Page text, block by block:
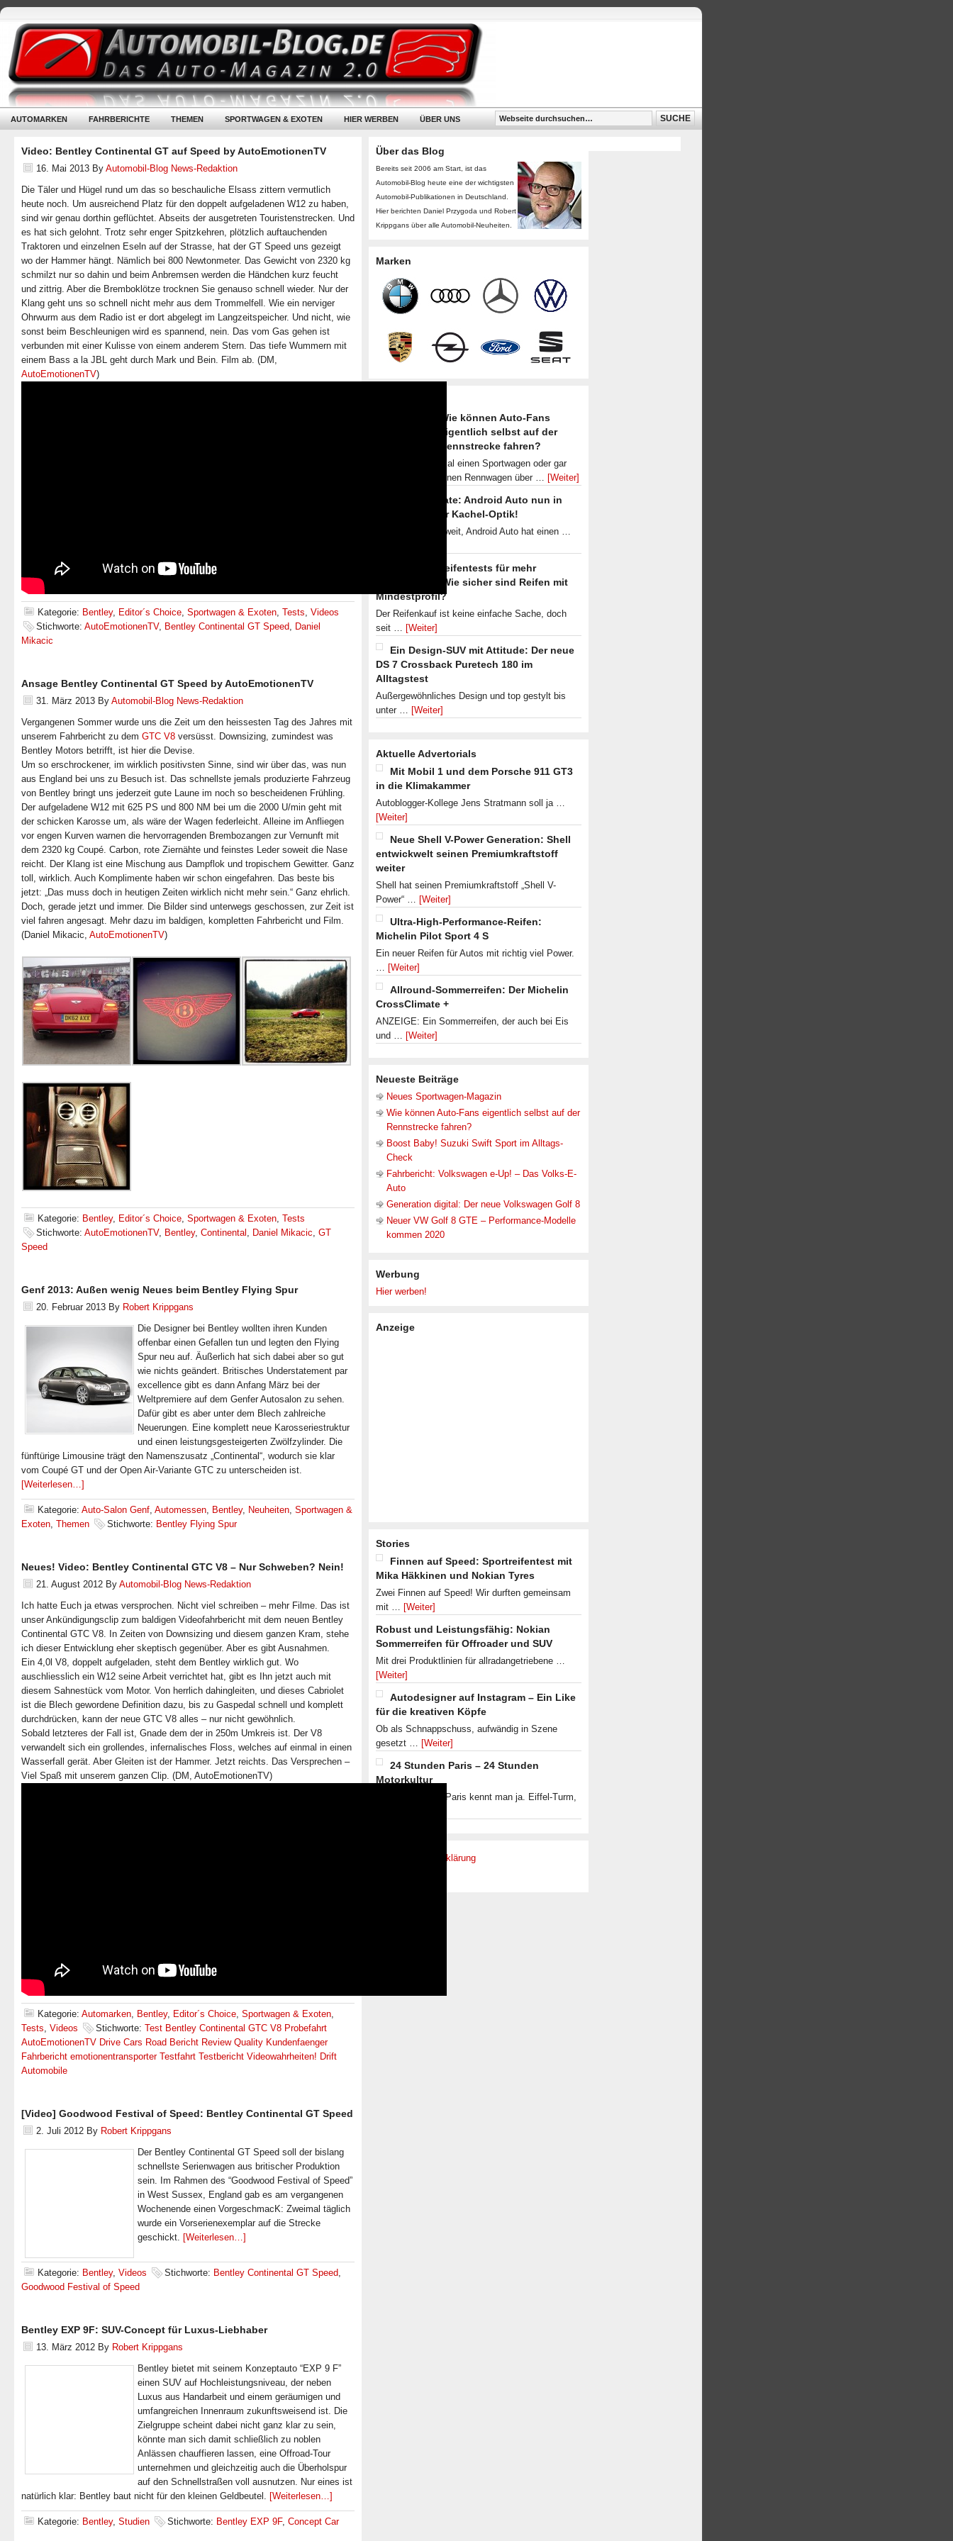
AUTOMARKEN FAHRBERICHTE THEMEN SPORTWAGEN & EXOTEN HIER WERBEN ÜBER UNS
Video: Bentley Continental GT auf Speed by AutoEmotionenTV
16. Mai 2013 By Automobil-Blog News-Redaktion
Die Täler und Hügel rund um das so beschauliche Elsass zittern vermutlich
heute noch. Um ausreichend Platz für den doppelt aufgeladenen W12 zu haben,
sind wir genau dorthin geflüchtet. Abseits der ausgetreten Touristenstrecken. Und
es hat sich gelohnt. Trotz sehr enger Spitzkehren, plötzlich auftauchenden
Traktoren und einzelnen Eseln auf der Strasse, hat der GT Speed uns gezeigt
wo der Hammer hängt. Nämlich bei 800 Newtonmeter. Das Gewicht von 2320 kg
schmilzt nur so dahin und beim Anbremsen werden die Händchen kurz feucht
und zittrig. Aber die Bremboklötze trocknen Sie genauso schnell wieder. Nur der
Klang geht uns so schnell nicht mehr aus dem Trommelfell. Wie ein nerviger
Ohrwurm aus dem Radio ist er dort abgelegt im Langzeitspeicher. Und nicht, wie
sonst beim Beschleunigen wird es spannend, nein. Das vom Gas gehen ist
verbunden mit einer Kulisse von einem anderem Stern. Das tiefe Wummern mit
einem Bass a la JBL geht durch Mark und Bein. Film ab. (DM,
AutoEmotionenTV)
Kategorie: Bentley, Editor´s Choice, Sportwagen & Exoten, Tests, Videos
Stichworte: AutoEmotionenTV, Bentley Continental GT Speed, Daniel
Mikacic
Ansage Bentley Continental GT Speed by AutoEmotionenTV
31. März 2013 By Automobil-Blog News-Redaktion
Vergangenen Sommer wurde uns die Zeit um den heissesten Tag des Jahres mit
unserem Fahrbericht zu dem GTC V8 versüsst. Downsizing, zumindest was
Bentley Motors betrifft, ist hier die Devise.
Um so erschrockener, im wirklich positivsten Sinne, sind wir über das, was nun
aus England bei uns zu Besuch ist. Das schnellste jemals produzierte Fahrzeug
von Bentley bringt uns jederzeit gute Laune im noch so bescheidenen Frühling.
Der aufgeladene W12 mit 625 PS und 800 NM bei um die 2000 U/min geht mit
der schicken Karosse um, als wäre der Wagen federleicht. Alleine im Anfliegen
vor engen Kurven warnen die hervorragenden Brembozangen zur Vernunft mit
dem 2320 kg Coupé. Carbon, rote Ziernähte und feinstes Leder soweit die Nase
reicht. Der Klang ist eine Mischung aus Dampflok und tropischem Gewitter. Ganz
toll, wirklich. Auch Komplimente haben wir schon eingefahren. Das beste bis
jetzt: „Das muss doch in heutigen Zeiten wirklich nicht mehr sein.“ Ganz ehrlich.
Doch, gerade jetzt und immer. Die Bilder sind unterwegs geschossen, zur Zeit ist
viel fahren angesagt. Mehr dazu im baldigen, kompletten Fahrbericht und Film.
(Daniel Mikacic, AutoEmotionenTV)
Kategorie: Bentley, Editor´s Choice, Sportwagen & Exoten, Tests
Stichworte: AutoEmotionenTV, Bentley, Continental , Daniel Mikacic, GT
Speed
Genf 2013: Außen wenig Neues beim Bentley Flying Spur
20. Februar 2013 By Robert Krippgans
Die Designer bei Bentley wollten ihren Kunden
offenbar einen Gefallen tun und legten den Flying
Spur neu auf. Äußerlich hat sich dabei aber so gut
wie nichts geändert. Britisches Understatement par
excellence gibt es dann Anfang März bei der
Weltpremiere auf dem Genfer Autosalon zu sehen.
Dafür gibt es aber unter dem Blech zahlreiche
Neuerungen. Eine komplett neue Karosseriestruktur
und einen leistungsgesteigerten Zwölfzylinder. Die
fünftürige Limousine trägt den Namenszusatz „Continental“, wodurch sie klar
vom Coupé GT und der Open Air-Variante GTC zu unterscheiden ist.
[Weiterlesen…]
Kategorie: Auto-Salon Genf, Automessen, Bentley, Neuheiten, Sportwagen &
Exoten, Themen Stichworte: Bentley Flying Spur
Neues! Video: Bentley Continental GTC V8 – Nur Schweben? Nein!
21. August 2012 By Automobil-Blog News-Redaktion
Ich hatte Euch ja etwas versprochen. Nicht viel schreiben – mehr Filme. Das ist
unser Ankündigungsclip zum baldigen Videofahrbericht mit dem neuen Bentley
Continental GTC V8. In Zeiten von Downsizing und diesem ganzen Kram, stehe
ich dieser Entwicklung eher skeptisch gegenüber. Aber es gibt Ausnahmen.
Ein 4,0l V8, doppelt aufgeladen, steht dem Bentley wirklich gut. Wo
auschliesslich ein W12 seine Arbeit verrichtet hat, gibt es Ihn jetzt auch mit
diesem Sahnestück vom Motor. Von herrlich dahingleiten, und dieses Cabriolet
ist die Blech gewordene Definition dazu, bis zu Gaspedal schnell und komplett
durchdrücken, kann der neue GTC V8 alles – nur nicht gewöhnlich.
Sobald letzteres der Fall ist, Gnade dem der in 250m Umkreis ist. Der V8
verwandelt sich ein grollendes, infernalisches Floss, welches auf einmal in einen
Wasserfall gerät. Aber Gleiten ist der Hammer. Jetzt reichts. Das Versprechen –
Viel Spaß mit unserem ganzen Clip. (DM, AutoEmotionenTV)
Kategorie: Automarken, Bentley, Editor´s Choice, Sportwagen & Exoten,
Tests, Videos Stichworte: Test Bentley Continental GTC V8 Probefahrt
AutoEmotionenTV Drive Cars Road Bericht Review Quality Kundenfaenger
Fahrbericht emotionentransporter Testfahrt Testbericht Videowahrheiten! Drift
Automobile
[Video] Goodwood Festival of Speed: Bentley Continental GT Speed
2. Juli 2012 By Robert Krippgans
Der Bentley Continental GT Speed soll der bislang
schnellste Serienwagen aus britischer Produktion
sein. Im Rahmen des “Goodwood Festival of Speed”
in West Sussex, England gab es am vergangenen
Wochenende einen VorgeschmacK: Zweimal täglich
wurde ein Vorserienexemplar auf die Strecke
geschickt. [Weiterlesen…]
Kategorie: Bentley, Videos Stichworte: Bentley Continental GT Speed,
Goodwood Festival of Speed
Bentley EXP 9F: SUV-Concept für Luxus-Liebhaber
13. März 2012 By Robert Krippgans
Bentley bietet mit seinem Konzeptauto “EXP 9 F”
einen SUV auf Hochleistungsniveau, der neben
Luxus aus Handarbeit und einem geräumigen und
umfangreichen Innenraum zukunftsweisend ist. Die
Zielgruppe scheint dabei nicht ganz klar zu sein,
könnte man sich damit schließlich zu noblen
Anlässen chauffieren lassen, eine Offroad-Tour
unternehmen und gleichzeitig auch die Überholspur
auf den Schnellstraßen voll ausnutzen. Nur eines ist
natürlich klar: Bentley baut nicht für den kleinen Geldbeutel. [Weiterlesen…]
Kategorie: Bentley, Studien Stichworte: Bentley EXP 9F, Concept Car
Über das Blog
Bereits seit 2006 am Start, ist das
Automobil-Blog heute eine der wichtigsten
Automobil-Publikationen in Deutschland.
Hier berichten Daniel Przygoda und Robert
Krippgans über alle Automobil-Neuheiten.
Marken
Wie können Auto-Fans
eigentlich selbst auf der
Rennstrecke fahren?
Mal einen Sportwagen oder gar
einen Rennwagen über … [Weiter]
Neues Update: Android Auto nun in
übersichtlicher Kachel-Optik!
Endlich ist es soweit, Android Auto hat einen …
Gebrauchtreifentests für mehr
Transparenz: Wie sicher sind Reifen mit
Mindestprofil?
Der Reifenkauf ist keine einfache Sache, doch
seit … [Weiter]
Ein Design-SUV mit Attitude: Der neue
DS 7 Crossback Puretech 180 im
Alltagstest
Außergewöhnliches Design und top gestylt bis
unter … [Weiter]
Aktuelle Advertorials
Mit Mobil 1 und dem Porsche 911 GT3
in die Klimakammer
Autoblogger-Kollege Jens Stratmann soll ja …
[Weiter]
Neue Shell V-Power Generation: Shell
entwickwelt seinen Premiumkraftstoff
weiter
Shell hat seinen Premiumkraftstoff „Shell V-
Power“ … [Weiter]
Ultra-High-Performance-Reifen:
Michelin Pilot Sport 4 S
Ein neuer Reifen für Autos mit richtig viel Power.
… [Weiter]
Allround-Sommerreifen: Der Michelin
CrossClimate +
ANZEIGE: Ein Sommerreifen, der auch bei Eis
und … [Weiter]
Neueste Beiträge
Neues Sportwagen-Magazin
Wie können Auto-Fans eigentlich selbst auf der
Rennstrecke fahren?
Boost Baby! Suzuki Swift Sport im Alltags-
Check
Fahrbericht: Volkswagen e-Up! – Das Volks-E-
Auto
Generation digital: Der neue Volkswagen Golf 8
Neuer VW Golf 8 GTE – Performance-Modelle
kommen 2020
Werbung
Hier werben!
Anzeige
Stories
Finnen auf Speed: Sportreifentest mit
Mika Häkkinen und Nokian Tyres
Zwei Finnen auf Speed! Wir durften gemeinsam
mit … [Weiter]
Robust und Leistungsfähig: Nokian
Sommerreifen für Offroader und SUV
Mit drei Produktlinien für allradangetriebene …
[Weiter]
Autodesigner auf Instagram – Ein Like
für die kreativen Köpfe
Ob als Schnappschuss, aufwändig in Szene
gesetzt … [Weiter]
24 Stunden Paris – 24 Stunden
Motorkultur
Das touristische Paris kennt man ja. Eiffel-Turm,
Datenschutzerklärung